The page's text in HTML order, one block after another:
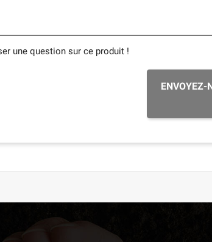
une question sur ce produit !
ENVOYEZ-